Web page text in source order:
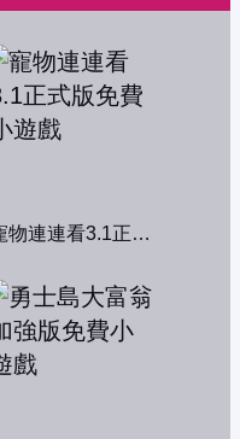
寵物連連看3.1正式版